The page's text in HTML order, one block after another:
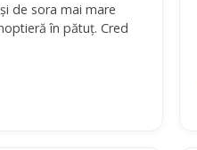
de sora mai mare
în pătuț. Cred